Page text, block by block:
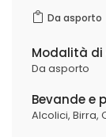
Da asporto
Modalità di
Da asporto
Bevande e
Alcolici, Birra,